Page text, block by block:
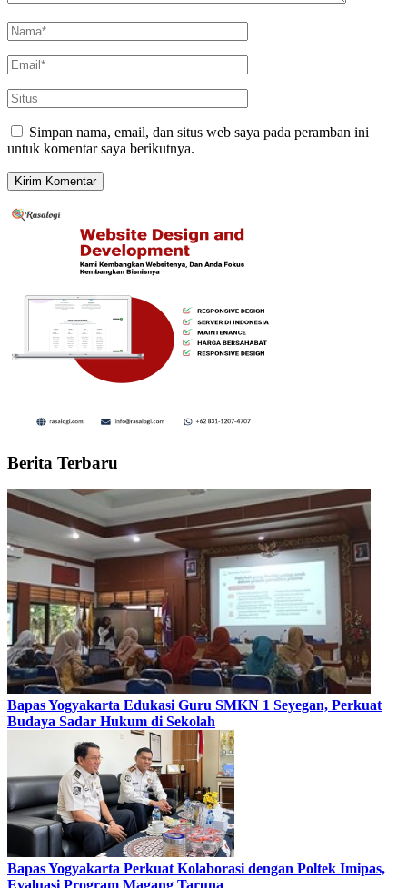
Simpan nama, email, dan situs web saya pada peramban ini
untuk komentar saya berikutnya.
Berita Terbaru
Bapas Yogyakarta Edukasi Guru SMKN 1 Seyegan, Perkuat
Budaya Sadar Hukum di Sekolah
Bapas Yogyakarta Perkuat Kolaborasi dengan Poltek Imipas,